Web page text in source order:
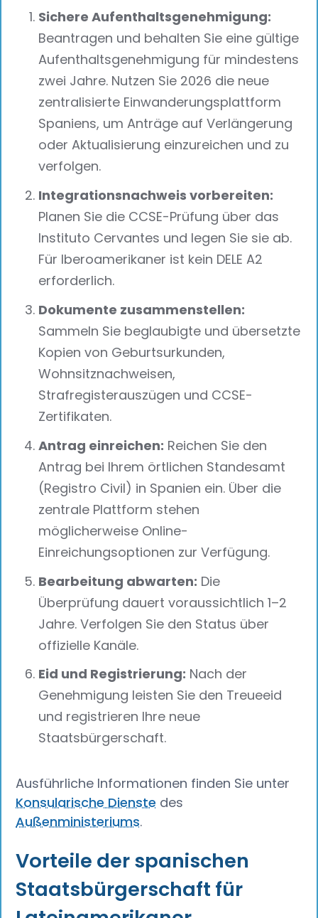
Sichere Aufenthaltsgenehmigung:
Beantragen und behalten Sie eine gültige
Aufenthaltsgenehmigung für mindestens
zwei Jahre. Nutzen Sie 2026 die neue
zentralisierte Einwanderungsplattform
Spaniens, um Anträge auf Verlängerung
oder Aktualisierung einzureichen und zu
verfolgen.
Integrationsnachweis vorbereiten:
Planen Sie die CCSE-Prüfung über das
Instituto Cervantes und legen Sie sie ab.
Für Iberoamerikaner ist kein DELE A2
erforderlich.
Dokumente zusammenstellen:
Sammeln Sie beglaubigte und übersetzte
Kopien von Geburtsurkunden,
Wohnsitznachweisen,
Strafregisterauszügen und CCSE-
Zertifikaten.
Antrag einreichen: Reichen Sie den
Antrag bei Ihrem örtlichen Standesamt
(Registro Civil) in Spanien ein. Über die
zentrale Plattform stehen
möglicherweise Online-
Einreichungsoptionen zur Verfügung.
Bearbeitung abwarten: Die
Überprüfung dauert voraussichtlich 1–2
Jahre. Verfolgen Sie den Status über
offizielle Kanäle.
Eid und Registrierung: Nach der
Genehmigung leisten Sie den Treueeid
und registrieren Ihre neue
Staatsbürgerschaft.
Ausführliche Informationen finden Sie unter
Konsularische Dienste des
Außenministeriums.
Vorteile der spanischen
Staatsbürgerschaft für